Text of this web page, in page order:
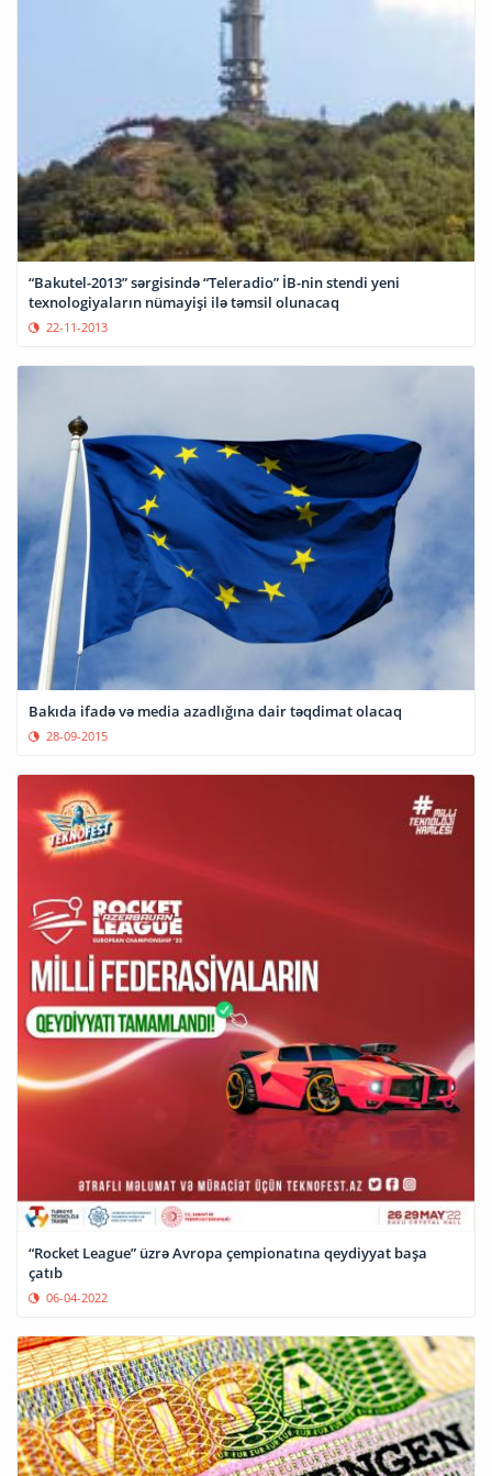
“Bakutel-2013” sərgisində “Teleradio” İB-nin stendi yeni
texnologiyaların nümayişi ilə təmsil olunacaq
22-11-2013
Bakıda ifadə və media azadlığına dair təqdimat olacaq
28-09-2015
“Rocket League” üzrə Avropa çempionatına qeydiyyat başa
çatıb
06-04-2022